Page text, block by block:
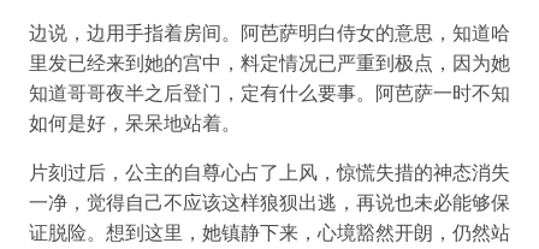
边说，边用手指着房间。阿芭萨明白侍女的意思，知道哈
里发已经来到她的宫中，料定情况已严重到极点，因为她
知道哥哥夜半之后登门，定有什么要事。阿芭萨一时不知
如何是好，呆呆地站着。
片刻过后，公主的自尊心占了上风，惊慌失措的神态消失
一净，觉得自己不应该这样狼狈出逃，再说也未必能够保
证脱险。想到这里，她镇静下来，心境豁然开朗，仍然站